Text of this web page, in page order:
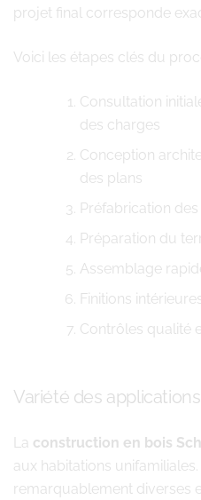
projet final corresponde
Voici les étapes clés du
Consultation
des charges
Conception
des plans
Préfabrication
Préparation du
Assemblage
Finitions
Contrôles qualité
Variété des
La construction en bois
aux habitations
remarquablement diverses